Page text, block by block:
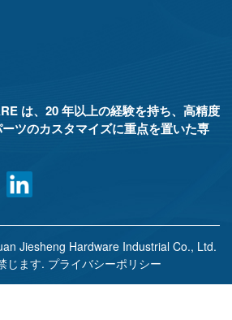
は、20 年以上の経験を持ち、高精度
ツのカスタマイズに重点を置いた専
Jiesheng Hardware Industrial Co., Ltd.
じます. プライバシーポリシー